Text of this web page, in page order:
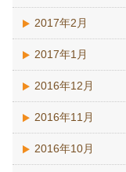
2017年2月
2017年1月
2016年12月
2016年11月
2016年10月